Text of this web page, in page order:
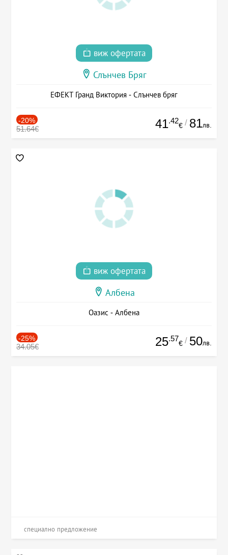
виж офертата
Слънчев Бряг
ЕФЕКТ Гранд Виктория - Слънчев бряг
-20%
51.64€ 41.42
€ / 81лв.
виж офертата
Албена
Оазис - Албена
-25%
34.05€ 25.57
€ / 50лв.
специално предложение